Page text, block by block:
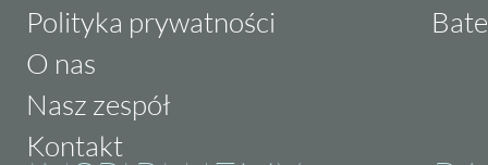
Polityka prywatności
O nas
Nasz zespół
Kontakt